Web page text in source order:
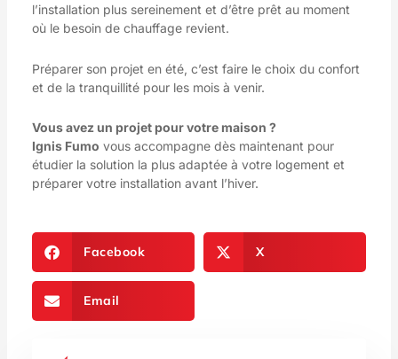
l’installation plus sereinement et d’être prêt au moment
où le besoin de chauffage revient.
Préparer son projet en été, c’est faire le choix du confort
et de la tranquillité pour les mois à venir.
Vous avez un projet pour votre maison ?
Ignis Fumo vous accompagne dès maintenant pour
étudier la solution la plus adaptée à votre logement et
préparer votre installation avant l’hiver.
Facebook X
Email